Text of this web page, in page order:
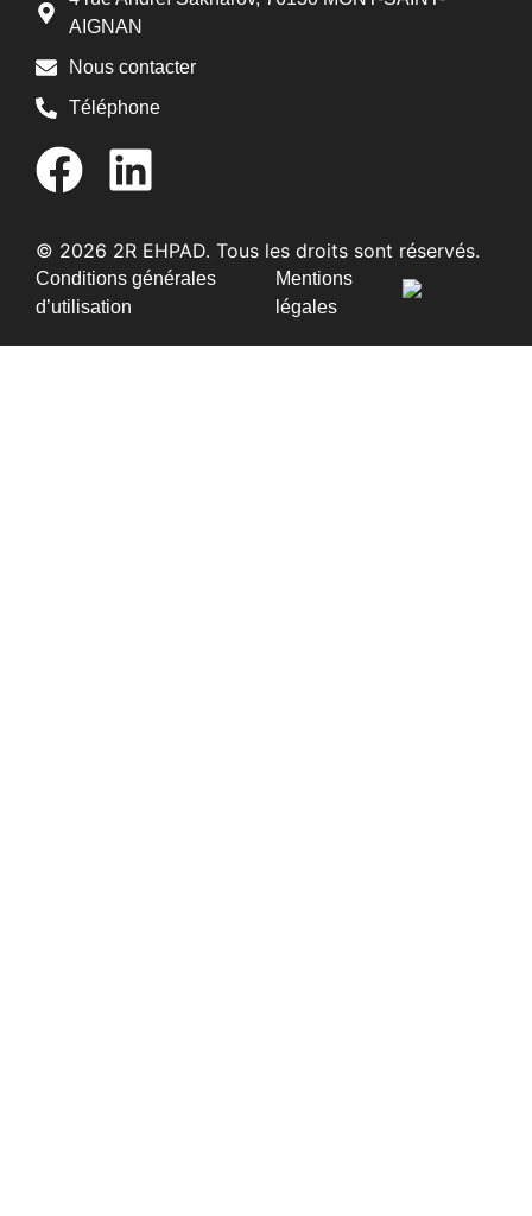
AIGNAN
Nous contacter
Téléphone
© 2026 2R EHPAD. Tous les droits sont réservés.
Conditions générales
d’utilisation
Mentions
légales